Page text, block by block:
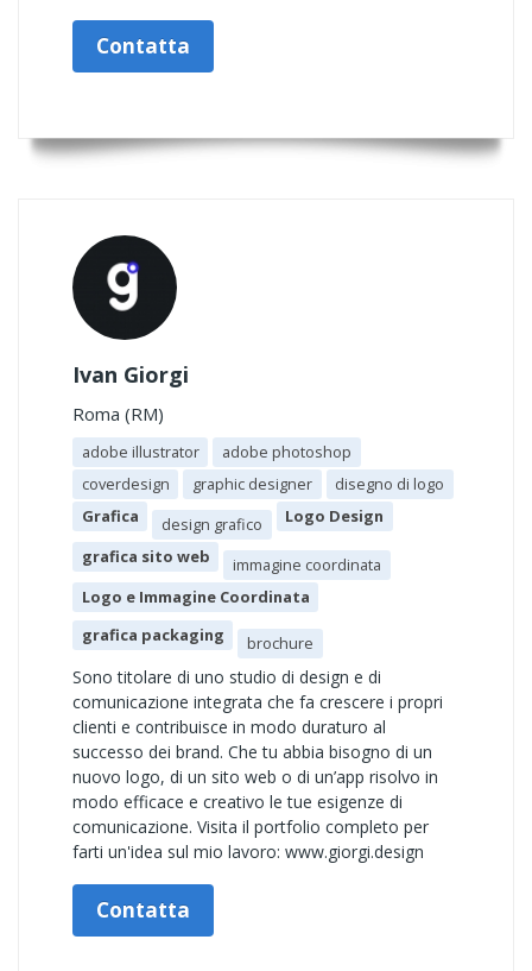
Contatta
Ivan Giorgi
Roma (RM)
adobe illustrator
adobe photoshop
coverdesign
graphic designer
disegno di logo
Grafica
design grafico
Logo Design
grafica sito web
immagine coordinata
Logo e Immagine Coordinata
grafica packaging
brochure
Sono titolare di uno studio di design e di
comunicazione integrata che fa crescere i propri
clienti e contribuisce in modo duraturo al
successo dei brand. Che tu abbia bisogno di un
nuovo logo, di un sito web o di un’app risolvo in
modo efficace e creativo le tue esigenze di
comunicazione. Visita il portfolio completo per
farti un'idea sul mio lavoro: www.giorgi.design
Contatta